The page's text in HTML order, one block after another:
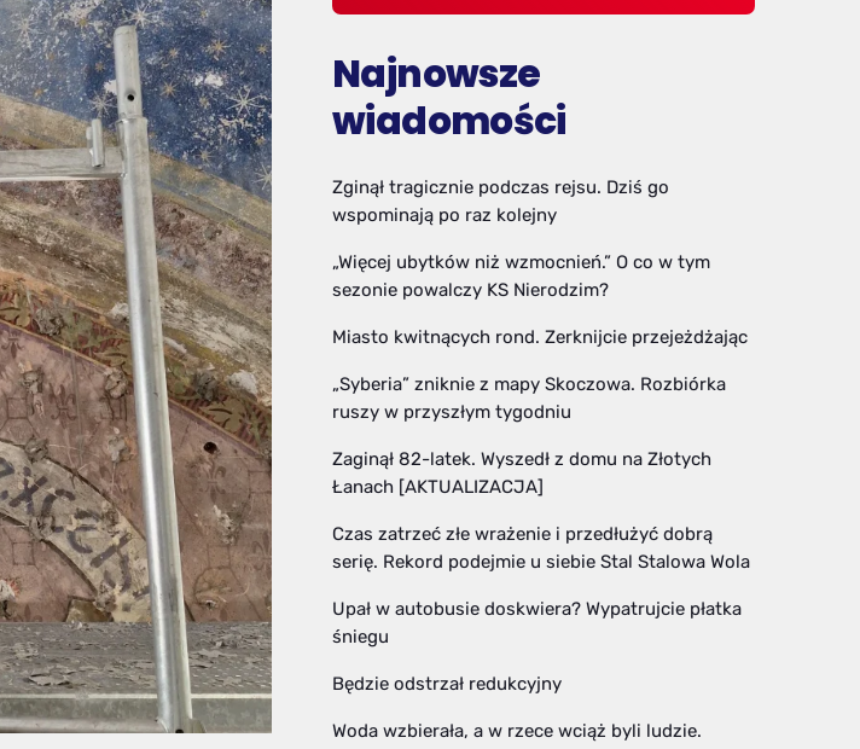
Najnowsze
wiadomości
Zginął tragicznie podczas rejsu. Dziś go
wspominają po raz kolejny
„Więcej ubytków niż wzmocnień.” O co w tym
sezonie powalczy KS Nierodzim?
Miasto kwitnących rond. Zerknijcie przejeżdżając
„Syberia” zniknie z mapy Skoczowa. Rozbiórka
ruszy w przyszłym tygodniu
Zaginął 82-latek. Wyszedł z domu na Złotych
Łanach [AKTUALIZACJA]
Czas zatrzeć złe wrażenie i przedłużyć dobrą
serię. Rekord podejmie u siebie Stal Stalowa Wola
Upał w autobusie doskwiera? Wypatrujcie płatka
śniegu
Będzie odstrzał redukcyjny
Woda wzbierała, a w rzece wciąż byli ludzie.